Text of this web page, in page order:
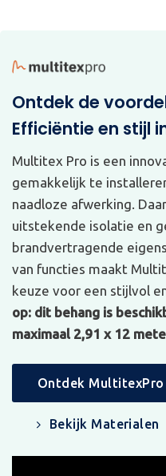
Ontdek de
Efficiëntie en stijl
Multitex Pro is een
gemakkelijk te
naadloze afwerking.
uitstekende isolatie en
brandvertragende
van functies maakt
keuze voor een stijlvol
op: dit behang is
maximaal 2,91 x 12
Ontdek MultitexPro
Bekijk Materialen